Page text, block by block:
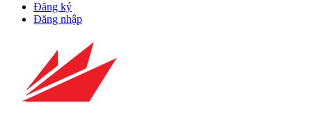
Đăng ký
Đăng nhập